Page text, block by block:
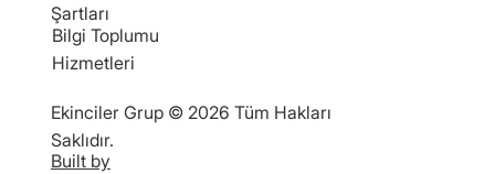
Şartları
Bilgi Toplumu
Hizmetleri
Ekinciler Grup © 2026 Tüm Hakları
Saklıdır.
Built by